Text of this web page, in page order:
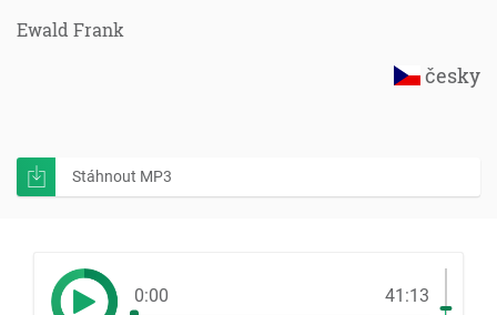
Ewald Frank
česky
Stáhnout MP3
0:00 41:13